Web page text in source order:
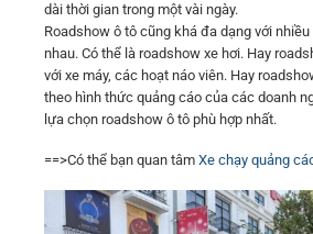
dài thời gian trong một vài ngày.
Roadshow ô tô cũng khá đa dạng với
nhau. Có thể là roadshow xe hơi. Hay
với xe máy, các hoạt náo viên. Hay
theo hình thức quảng cáo của các doanh
lựa chọn roadshow ô tô phù hợp nhất.
==>Có thể bạn quan tâm Xe chạy quảng